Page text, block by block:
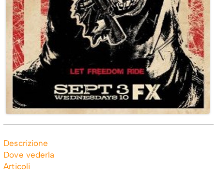
Descrizione
Dove vederla
Articoli